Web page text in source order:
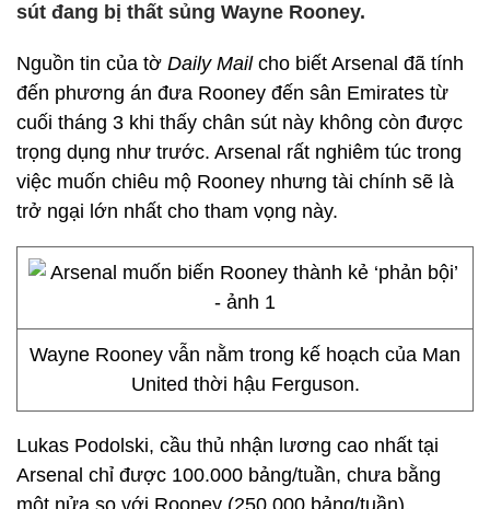
sút đang bị thất sủng Wayne Rooney.
Nguồn tin của tờ Daily Mailcho biết Arsenal đã tính
đến phương án đưa Rooney đến sân Emirates từ
cuối tháng 3 khi thấy chân sút này không còn được
trọng dụng như trước. Arsenal rất nghiêm túc trong
việc muốn chiêu mộ Rooney nhưng tài chính sẽ là
trở ngại lớn nhất cho tham vọng này.
Wayne Rooney vẫn nằm trong kế hoạch của Man
United thời hậu Ferguson.
Lukas Podolski, cầu thủ nhận lương cao nhất tại
Arsenal chỉ được 100.000 bảng/tuần, chưa bằng
một nửa so với Rooney (250.000 bảng/tuần).